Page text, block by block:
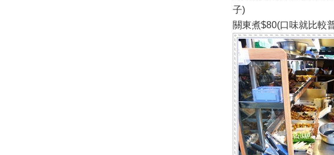
子)
關東煮$80(口味就比較